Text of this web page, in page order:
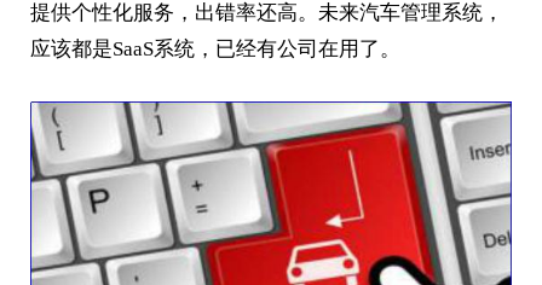
提供个性化服务，出错率还高。未来汽车管理系统，
应该都是SaaS系统，已经有公司在用了。